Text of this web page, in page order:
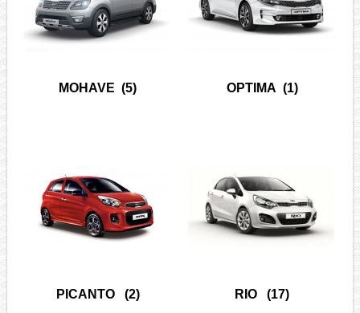
MOHAVE (5) OPTIMA (1)
PICANTO (2) RIO (17)